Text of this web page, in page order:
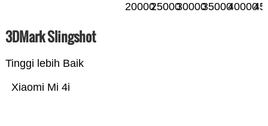
2000025000300003500040000
3DMark Slingshot
Tinggi lebih Baik
Xiaomi Mi 4i